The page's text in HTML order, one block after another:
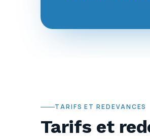
TARIFS ET REDEVANCES
Tarifs et